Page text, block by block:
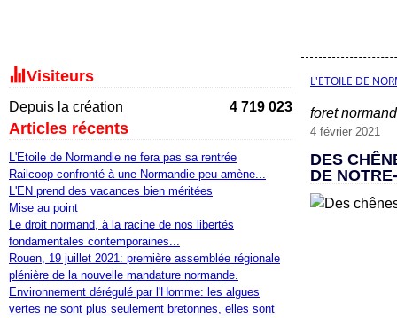
Visiteurs
Depuis la création 4 719 023
Articles récents
L'Etoile de Normandie ne fera pas sa rentrée
Railcoop confronté à une Normandie peu amène...
L'EN prend des vacances bien méritées
Mise au point
Le droit normand, à la racine de nos libertés
fondamentales contemporaines...
Rouen, 19 juillet 2021: première assemblée régionale
plénière de la nouvelle mandature normande.
Environnement dérégulé par l'Homme: les algues
vertes ne sont plus seulement bretonnes, elles sont
L'ETOILE DE
foret
4 février 2021
DES
DE